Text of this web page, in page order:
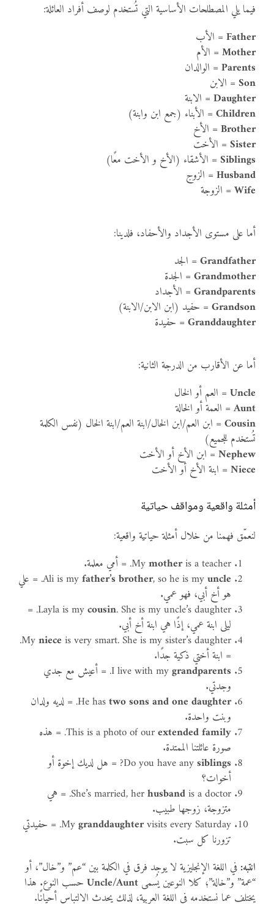
فيما يلي المصطلحات الأساسية التي تُستخدم لوصف أفراد العائلة:
Father= الأب
Mother= الأم
Parents= الوالدان
Son= الابن
Daughter= الابنة
Children= الأبناء (جمع ابن وابنة)
Brother= الأخ
Sister= الأخت
Siblings= الأشقاء (الأخ و الأخت معًا)
Husband= الزوج
Wife= الزوجة
أما على مستوى الأجداد والأحفاد، فلدينا:
Grandfather= الجد
Grandmother= الجدة
Grandparents= الأجداد
Grandson= حفيد (ابن الابن/الابنة)
Granddaughter= حفيدة
أما عن الأقارب من الدرجة الثانية:
Uncle= العم أو الخال
Aunt= العمة أو الخالة
Cousin= ابن العم/ابن الخال/ابنة العم/ابنة الخال (نفس الكلمة
تُستخدم للجميع)
Nephew= ابن الأخ أو الأخت
Niece= ابنة الأخ أو الأخت
أمثلة واقعية ومواقف حياتية
لنعمّق فهمنا من خلال أمثلة حياتية واقعية:
Mymotheris a teacher. = أمي معلمة.
Ali is myfather’s brother, so he is myuncle
. = علي
هو أخ أبي، فهو عمي.
Layla is mycousin
. She is my uncle’s daughter. =
ليلى ابنة عمي، إذًا هي ابنة أخ أبي.
Myniece
is very smart. She is my sister’s daughter.
= ابنة أختي ذكية جدًا.
I live with mygrandparents
. = أعيش مع جدي
وجدتي.
He hastwo sons and one daughter
. = لديه ولدان
وبنت واحدة.
This is a photo of ourextended family
. = هذه
صورة عائلتنا الممتدة.
Do you have anysiblings
? = هل لديك إخوة أو
أخوات؟
She’s married, herhusband
is a doctor. = هي
متزوجة، زوجها طبيب.
Mygranddaughter
visits every Saturday. = حفيدتي
تزورنا كل سبت.
انتبه: في اللغة الإنجليزية لا يوجد فرق في الكلمة بين “عم” و”خال”، أو
“عمة” و”خالة”؛ كلا النوعين يُسمى Uncle/Auntحسب النوع. هذا
يختلف عما نستخدمه في اللغة العربية، لذلك يحدث الالتباس أحيانًا.